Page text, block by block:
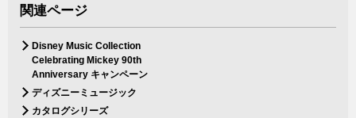
関連ページ
Disney Music Collection
Celebrating Mickey 90th
Anniversary キャンペーン
ディズニーミュージック
カタログシリーズ